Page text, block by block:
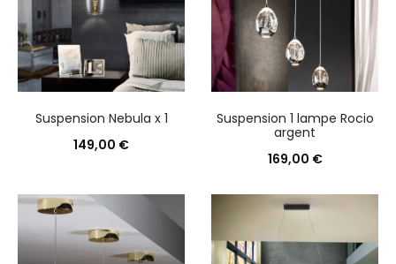
Suspension Nebula x 1
149,00 €
Suspension 1 lampe Rocio
argent
169,00 €